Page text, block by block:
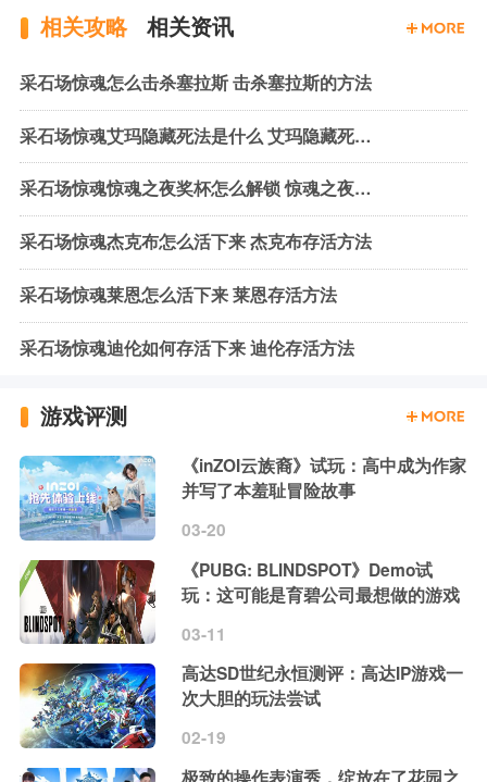
相关攻略 相关资讯
采石场惊魂怎么击杀塞拉斯 击杀塞拉斯的方法
采石场惊魂艾玛隐藏死法是什么 艾玛隐藏死法说明
采石场惊魂惊魂之夜奖杯怎么解锁 惊魂之夜奖杯触发
采石场惊魂杰克布怎么活下来 杰克布存活方法
采石场惊魂莱恩怎么活下来 莱恩存活方法
采石场惊魂迪伦如何存活下来 迪伦存活方法
游戏评测
《inZOI云族裔》试玩：高中成为作家
并写了本羞耻冒险故事
03-20
《PUBG: BLINDSPOT》Demo试
玩：这可能是育碧公司最想做的游戏
03-11
高达SD世纪永恒测评：高达IP游戏一
次大胆的玩法尝试
02-19